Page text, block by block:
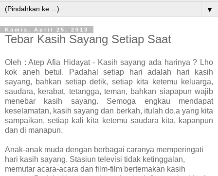
▼
Kamis, April 25, 2013
Tebar Kasih Sayang Setiap Saat
Oleh : Atep Afia Hidayat - Kasih sayang ada harinya ? Lho
kok aneh betul. Padahal setiap hari adalah hari kasih
sayang, bahkan setiap detik, setiap kita ketemu keluarga,
saudara, kerabat, tetangga, teman, bahkan siapapun wajib
menebar kasih sayang. Semoga engkau mendapat
keselamatan, kasih sayang dan berkah, itulah do,a yang kita
sampaikan, setiap kali kita ketemu saudara kita, kapanpun
dan di manapun.
Anak-anak muda dengan berbagai caranya memperingati
hari kasih sayang. Stasiun televisi tidak ketinggalan,
memutar acara-acara dan film-film bertemakan kasih